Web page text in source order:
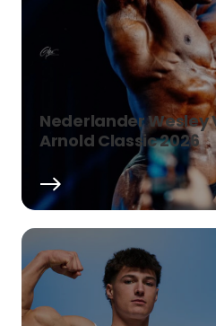
Nederlander Wesley
Arnold Classic 2026